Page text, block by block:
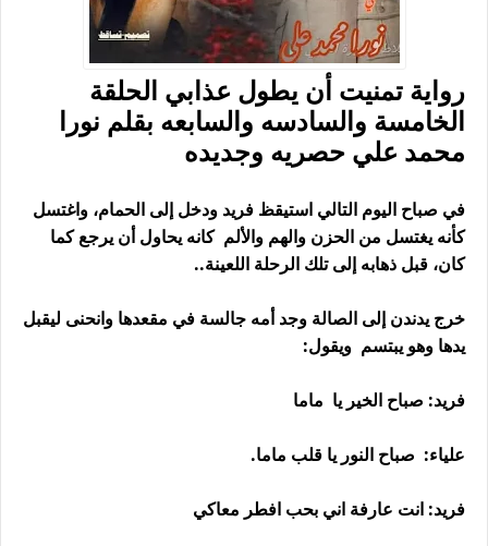
رواية تمنيت أن يطول عذابي الحلقة
الخامسة والسادسه والسابعه بقلم نورا
محمد علي حصريه وجديده
في صباح اليوم التالي استيقظ فريد ودخل إلى الحمام، واغتسل
كأنه يغتسل من الحزن والهم والألم كانه يحاول أن يرجع كما
كان، قبل ذهابه إلى تلك الرحلة اللعينة..
خرج يدندن إلى الصالة وجد أمه جالسة في مقعدها وانحنى ليقبل
يدها وهو يبتسم ويقول:
فريد: صباح الخير يا ماما
علياء: صباح النور يا قلب ماما.
فريد: انت عارفة اني بحب افطر معاكي